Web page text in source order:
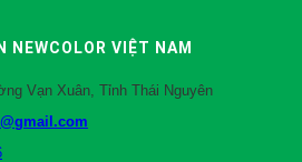
NEWCOLOR VIỆT NAM
Vạn Xuân, Tỉnh Thái Nguyên